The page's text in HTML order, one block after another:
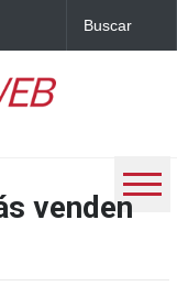
venden